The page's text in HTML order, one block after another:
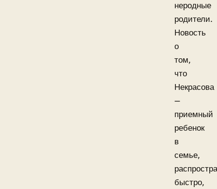
неродные
родители.
Новость
о
том,
что
Некрасова
—
приемный
ребенок
в
семье,
быстро,